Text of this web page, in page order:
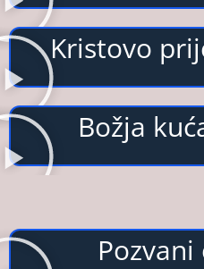
Kristovo
Božja
Pozvani